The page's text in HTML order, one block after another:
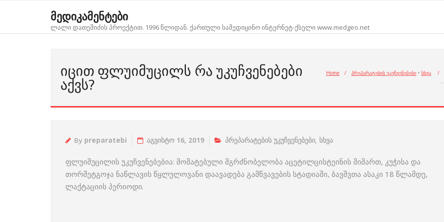
მედიკამენტები
ლალი დათეშიძის პროექტით. 1996 წლიდან. ქართული სამედიცინო ინტერნეტ-ქსელი www.medgeo.net
ᲘᲪᲘᲗ ᲤᲚᲣᲘᲛᲣᲪᲘᲚᲡ ᲠᲐ ᲣᲙᲣᲩᲕᲔᲜᲔᲑᲔᲑᲘ
ᲐᲥᲕᲡ?
Home / პრეპარატების უკუჩვენებები • სხვა
/
…
By preparatebi აგვისტო 16, 2019 პრეპარატების უკუჩვენებები, სხვა
ფლუიმუცილის უკუჩვენებებია: მომატებული მგრძნობელობა აცეტილცისტეინის მიმართ, კუჭისა და
თორმეტგოჯა ნაწლავის წყლულოვანი დაავადება გამწვავების სტადიაში, ბავშვთა ასაკი 18 წლამდე,
ლაქტაციის პერიოდი.